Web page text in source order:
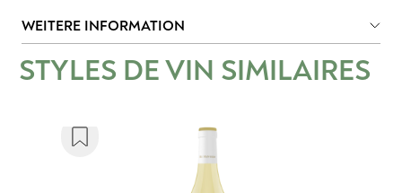
WEITERE INFORMATION
STYLES DE VIN SIMILAIRES